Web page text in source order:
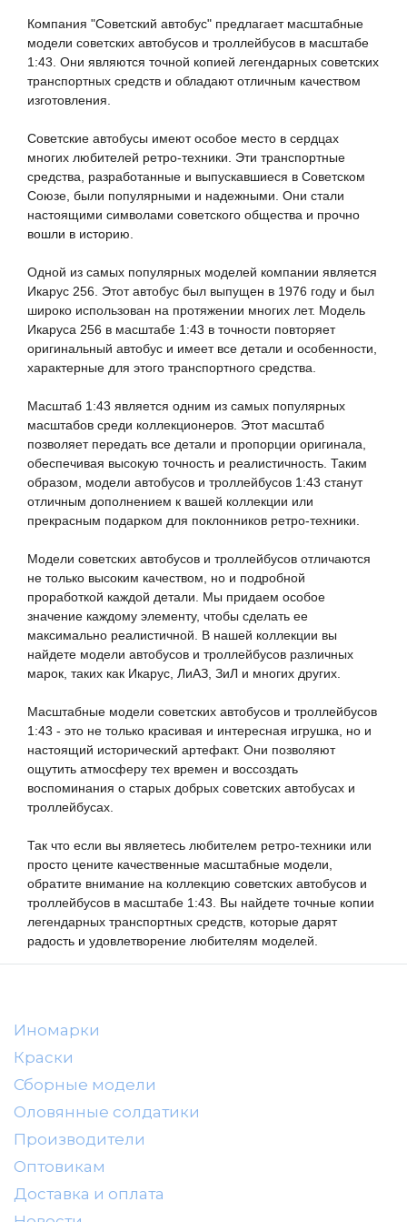
модели
1:43 . Они являются точной копией легендарных советских
транспортных средств и обладают отличным качеством
изготовления.
Советские автобусы имеют особое место в сердцах
многих любителей ретро-техники. Эти транспортные
средства, разработанные и выпускавшиеся в Советском
Союзе, были популярными и надежными. Они стали
настоящими символами советского общества и прочно
вошли в историю.
Одной из самых популярных моделей
Икарус 256 . Этот автобус был выпущен в 1976 году и был
широко использован на протяжении многих лет. Модель
Икаруса 256 в масштабе 1:43 в точности повторяет
оригинальный автобус и имеет все детали и особенности,
характерные для этого транспортного средства.
Масштаб 1:43 является одним из самых популярных
масштабов среди коллекционеров. Этот масштаб
позволяет передать все детали и пропорции оригинала,
обеспечивая высокую точность и реалистичность. Таким
образом, модели автобусов и троллейбусов 1:43 станут
отличным дополнением к вашей коллекции или
прекрасным подарком для поклонников ретро-техники.
Модели советских автобусов и троллейбусов отличаются
не только высоким качеством, но и подробной
проработкой каждой детали. Мы придаем особое
значение каждому элементу, чтобы сделать ее
максимально реалистичной. В нашей коллекции вы
найдете модели автобусов и троллейбусов различных
марок, таких как Икарус, ЛиАЗ, ЗиЛ и многих других.
Масштабные модели
1:43 - это не только красивая и интересная игрушка, но и
настоящий исторический артефакт. Они позволяют
ощутить атмосферу тех времен и воссоздать
воспоминания о старых добрых советских автобусах и
троллейбусах.
Так что если вы являетесь любителем ретро-техники или
просто цените качественные масштабные модели
обратите внимание на коллекцию советских автобусов и
троллейбусов в масштабе 1:43 . Вы найдете точные копии
легендарных транспортных средств, которые дарят
радость и удовлетворение любителям моделей
Иномарки
Краски
Сборные модели
Оловянные солдатики
Производители
Оптовикам
Доставка и оплата